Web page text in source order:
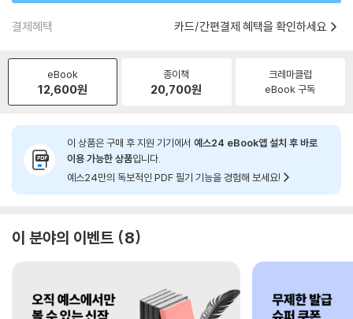
결제혜택 카드/간편결제 혜택을 확인하세요
eBook
12,600원
종이책
20,700원
크레마클럽
eBook 구독
이 상품은 구매 후 지원 기기에서 예스24 eBook앱 설치 후 바로
이용 가능한 상품입니다.
예스24만의 독보적인 PDF 필기 기능을 경험해 보세요!
이 분야의 이벤트 8